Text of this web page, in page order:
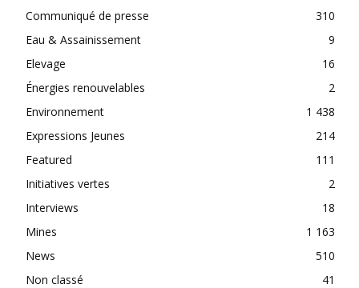
Communiqué de presse
310
Eau & Assainissement
9
Elevage
16
Énergies renouvelables
2
Environnement
1 438
Expressions Jeunes
214
Featured
111
Initiatives vertes
2
Interviews
18
Mines
1 163
News
510
Non classé
41